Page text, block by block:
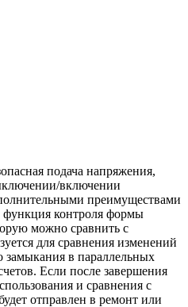
подача напряжения,
включении
преимуществами
функция контроля формы
можно сравнить с
для сравнения изменений
замыкания в параллельных
Если после завершения
и сравнения с
отправлен в ремонт или